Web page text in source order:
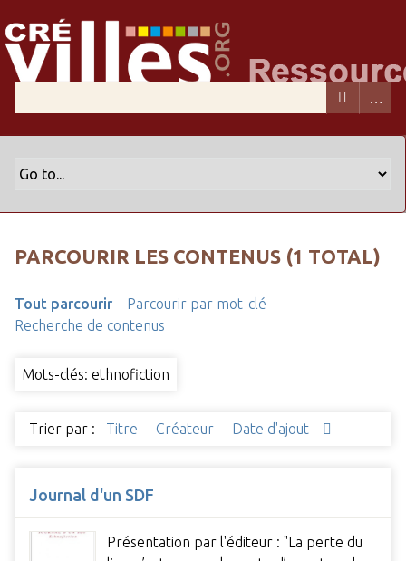
PARCOURIR LES CONTENUS (1 TOTAL)
Tout parcourir
Parcourir par mot-clé
Recherche de contenus
Mots-clés: ethnofiction
Trier par : Titre Créateur Date d'ajout
Journal d'un SDF
Présentation par l'éditeur : "La perte du